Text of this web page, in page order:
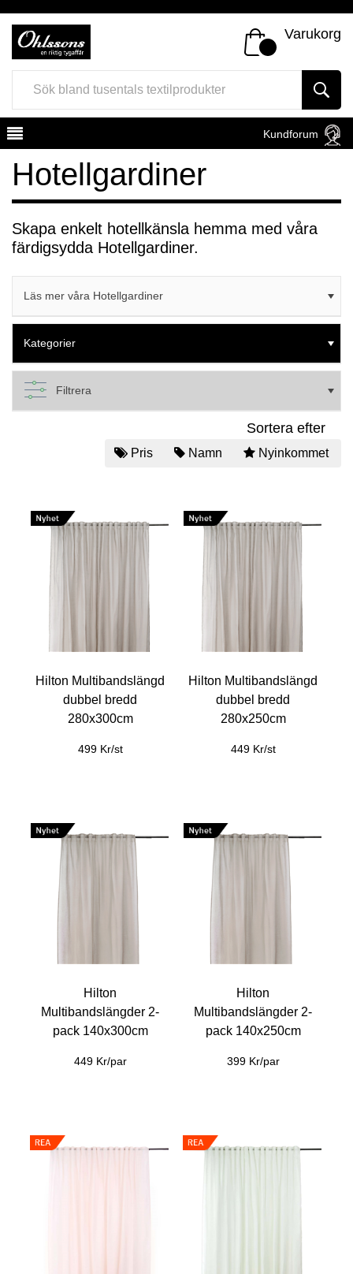
Varukorg
Kundforum
Register Sign In
Hotellgardiner
Skapa enkelt hotellkänsla hemma med våra
färdigsydda Hotellgardiner.
Läs mer våra Hotellgardiner
Kategorier
Filtrera
Sortera efter
Pris Namn Nyinkommet
Hilton Multibandslängd
dubbel bredd
280x300cm
499 Kr/st
Hilton Multibandslängd
dubbel bredd
280x250cm
449 Kr/st
Hilton
Multibandslängder 2-
pack 140x300cm
449 Kr/par
Hilton
Multibandslängder 2-
pack 140x250cm
399 Kr/par